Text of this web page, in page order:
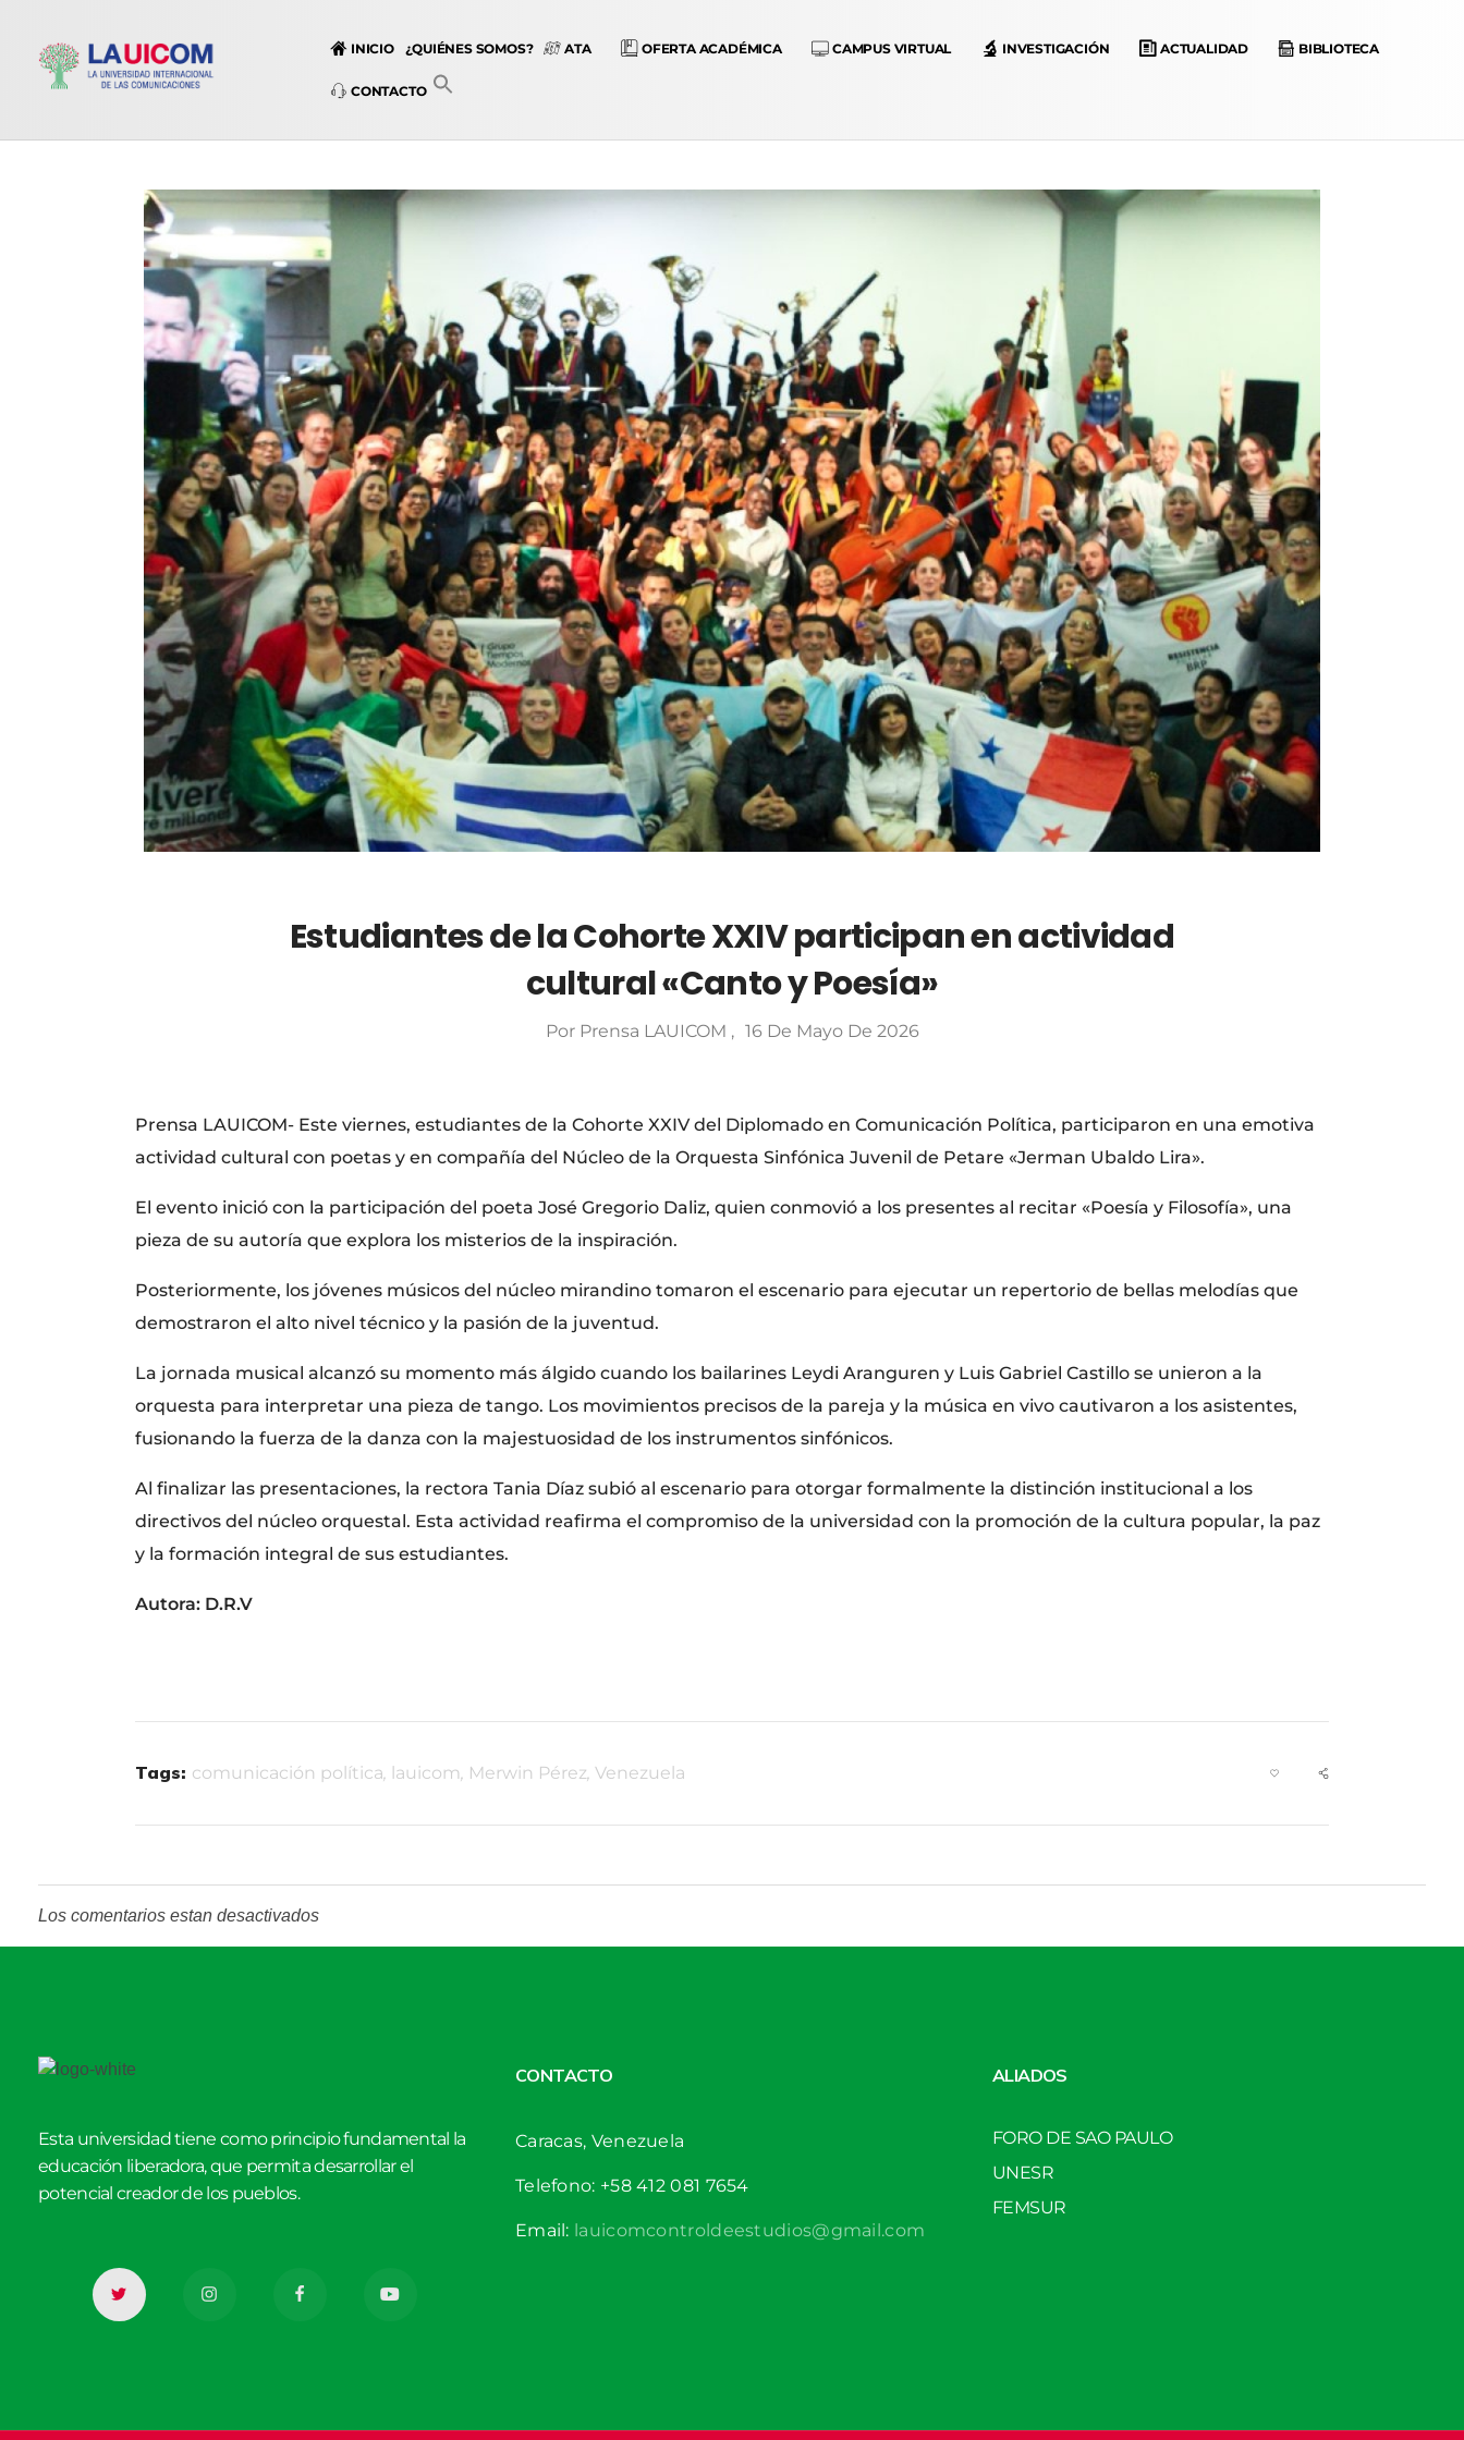
INICIO ¿QUIÉNES SOMOS? ATA OFERTA ACADÉMICA CAMPUS VIRTUAL INVESTIGACIÓN ACTUALIDAD BIBLIOTECA
CONTACTO
Estudiantes de la Cohorte XXIV participan en actividad
cultural «Canto y Poesía»
16 De Mayo De 2026
Por Prensa LAUICOM
Prensa LAUICOM- Este viernes, estudiantes de la Cohorte XXIV del Diplomado en Comunicación Política, participaron en una emotiva
actividad cultural con poetas y en compañía del Núcleo de la Orquesta Sinfónica Juvenil de Petare «Jerman Ubaldo Lira».
El evento inició con la participación del poeta José Gregorio Daliz, quien conmovió a los presentes al recitar «Poesía y Filosofía», una
pieza de su autoría que explora los misterios de la inspiración.
Posteriormente, los jóvenes músicos del núcleo mirandino tomaron el escenario para ejecutar un repertorio de bellas melodías que
demostraron el alto nivel técnico y la pasión de la juventud.
​La jornada musical alcanzó su momento más álgido cuando los bailarines Leydi Aranguren y Luis Gabriel Castillo se unieron a la
orquesta para interpretar una pieza de tango. Los movimientos precisos de la pareja y la música en vivo cautivaron a los asistentes,
fusionando la fuerza de la danza con la majestuosidad de los instrumentos sinfónicos.
Al finalizar las presentaciones, la rectora Tania Díaz subió al escenario para otorgar formalmente la distinción institucional a los
directivos del núcleo orquestal. Esta actividad reafirma el compromiso de la universidad con la promoción de la cultura popular, la paz
y la formación integral de sus estudiantes.
Autora: D.R.V
Tags: comunicación política, lauicom, Merwin Pérez,Venezuela
Los comentarios estan desactivados
Esta universidad tiene como principio fundamental la
educación liberadora, que permita desarrollar el
potencial creador de los pueblos.
CONTACTO
Caracas, Venezuela
Telefono: +58 412 081 7654
Email: lauicomcontroldeestudios@gmail.com
ALIADOS
FORO DE SAO PAULO
UNESR
FEMSUR